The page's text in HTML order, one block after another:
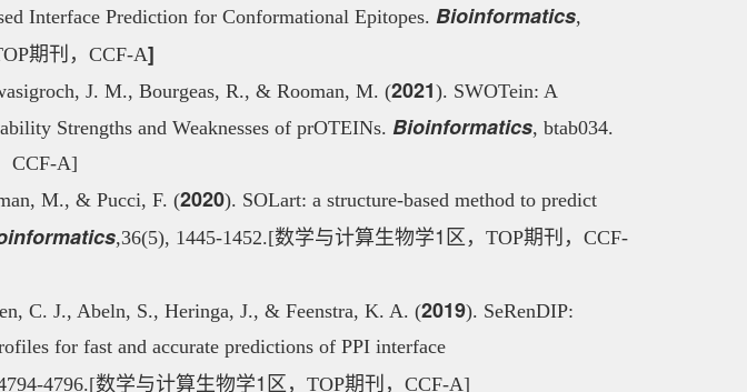
Interface Prediction for Conformational Epitopes. Bioinformatics,
期刊，CCF-A]
J. M., Bourgeas, R., & Rooman, M. (2021). SWOTein: A
Strengths and Weaknesses of prOTEINs. Bioinformatics, btab034.
CCF-A]
M., & Pucci, F. (2020). SOLart: a structure-based method to predict
,36(5), 1445-1452.[数学与计算生物学1区 ，TOP期刊，CCF-
C. J., Abeln, S., Heringa, J., & Feenstra, K. A. (2019). SeRenDIP:
for fast and accurate predictions of PPI interface
4796.[数学与计算生物学1区 ，TOP期刊，CCF-A]